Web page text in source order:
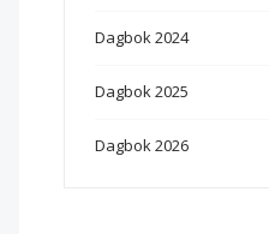
Dagbok 2024
Dagbok 2025
Dagbok 2026